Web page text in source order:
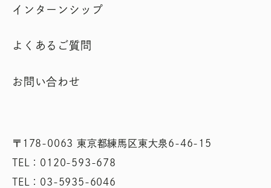
〒178-0063 東京都練馬区東大泉6-46-15
TEL：0120-593-678
TEL：03-5935-6046
インターンシップ
よくあるご質問
お問い合わせ